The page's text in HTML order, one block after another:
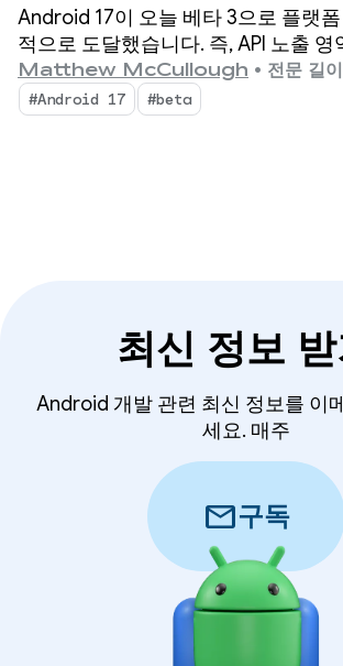
Android 17이 오늘 베타 3으로 플랫
적으로 도달했습니다. 즉, API 노출 영
다. 최종 호환성 테스트를 실행하고
겟팅하는 앱을 Play 스토어에 푸시할
Matthew McCullough • 전문 길
#Android 17 #beta
최신 정보 받
Android 개발 관련 최신 정보를 이
세요. 매주
mail구독